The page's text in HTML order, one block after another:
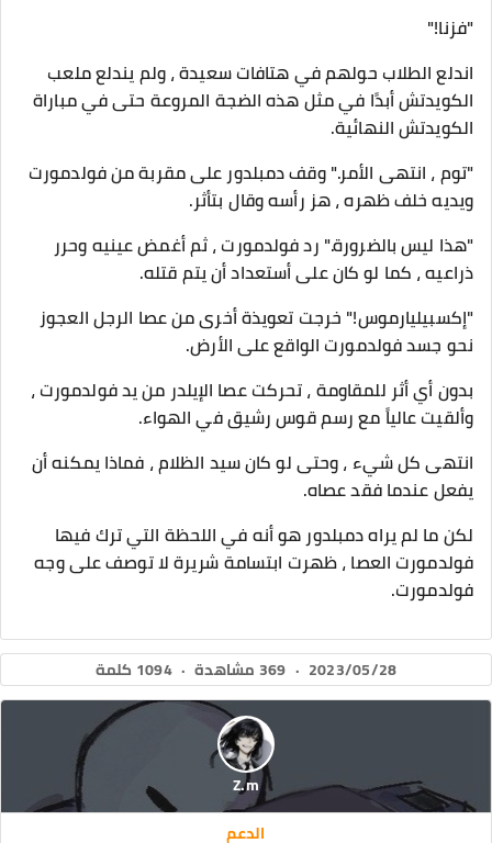
"فزنا!"
اندلع الطلاب حولهم في هتافات سعيدة ، ولم يندلع ملعب
الكويدتش أبدًا في مثل هذه الضجة المروعة حتى في مباراة
الكويدتش النهائية.
"توم ، انتهى الأمر." وقف دمبلدور على مقربة من فولدمورت
ويديه خلف ظهره ، هز رأسه وقال بتأثر.
"هذا ليس بالضرورة." رد فولدمورت ، ثم أغمض عينيه وحرر
ذراعيه ، كما لو كان على أستعداد أن يتم قتله.
"إكسبيليارموس!" خرجت تعويذة أخرى من عصا الرجل العجوز
نحو جسد فولدمورت الواقع على الأرض.
بدون أي أثر للمقاومة ، تحركت عصا الإيلدر من يد فولدمورت ،
وألقيت عالياً مع رسم قوس رشيق في الهواء.
انتهى كل شيء ، وحتى لو كان سيد الظلام ، فماذا يمكنه أن
يفعل عندما فقد عصاه.
لكن ما لم يراه دمبلدور هو أنه في اللحظة التي ترك فيها
فولدمورت العصا ، ظهرت ابتسامة شريرة لا توصف على وجه
فولدمورت.
2023/05/28
· 369 مشاهدة · 1094 كلمة
Z.m
الدعم